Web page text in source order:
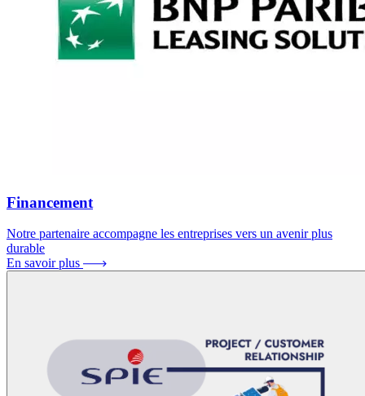
Financement
Notre partenaire accompagne les entreprises vers un avenir plus
durable
En savoir plus